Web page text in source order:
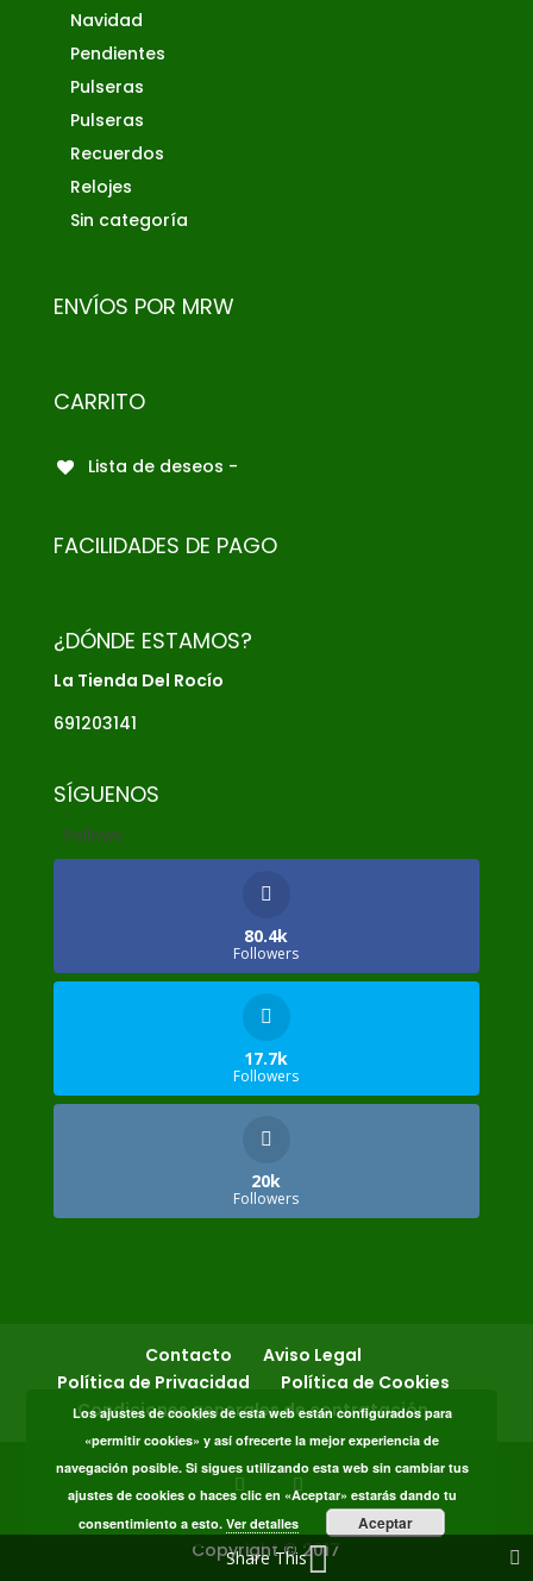
Navidad
Pendientes
Pulseras
Pulseras
Recuerdos
Relojes
Sin categoría
ENVÍOS POR MRW
CARRITO
Lista de deseos -
FACILIDADES DE PAGO
¿DÓNDE ESTAMOS?
La Tienda Del Rocío
691203141
SÍGUENOS
Follows
80.4k
Followers
17.7k
Followers
20k
Followers
Contacto
Aviso Legal
Política de Privacidad
Política de Cookies
Condiciones generales de contratación
Copyright © 2017
Share This
Los ajustes de cookies de esta web están configurados para
«permitir cookies» y así ofrecerte la mejor experiencia de
navegación posible. Si sigues utilizando esta web sin cambiar tus
ajustes de cookies o haces clic en «Aceptar» estarás dando tu
consentimiento a esto.Ver detalles Aceptar